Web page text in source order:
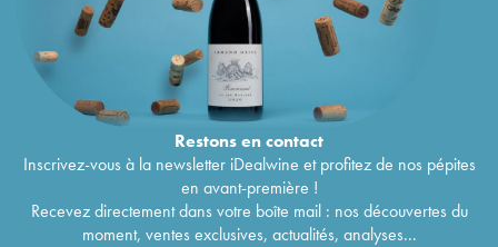
Restons encontact
Inscrivez-vous à la newsletter iDealwine et profitez de nos pépites
en avant-première !
Recevez directement dans votre boîte mail : nos découvertes du
moment, ventes exclusives, actualités, analyses...